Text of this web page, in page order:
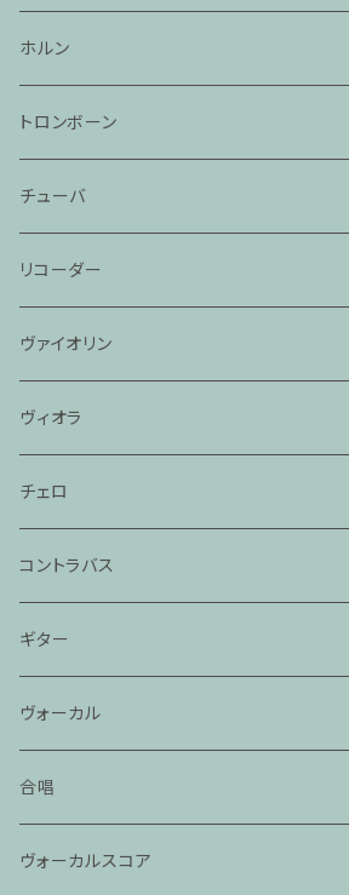
ホルン
トロンボーン
チューバ
リコーダー
ヴァイオリン
ヴィオラ
チェロ
コントラバス
ギター
ヴォーカル
合唱
ヴォーカルスコア